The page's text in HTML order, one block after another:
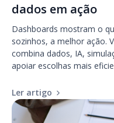
dados em ação
Dashboards mostram o
sozinhos, a melhor ação.
combina dados, IA,
apoiar escolhas mais
Ler artigo